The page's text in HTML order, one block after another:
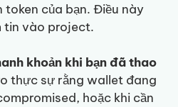
token của bạn. Điều này
tin vào project.
khoản khi bạn đã thao
thực sự rằng wallet đang
hoặc khi cần